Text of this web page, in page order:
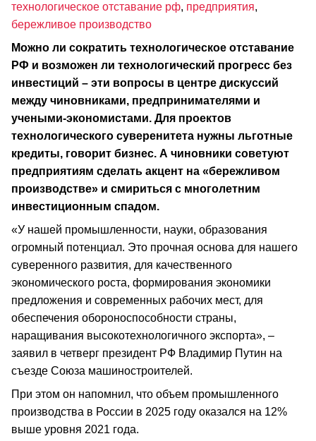
технологическое отставание рф, предприятия,
бережливое производство
Можно ли сократить технологическое отставание
РФ и возможен ли технологический прогресс без
инвестиций – эти вопросы в центре дискуссий
между чиновниками, предпринимателями и
учеными-экономистами. Для проектов
технологического суверенитета нужны льготные
кредиты, говорит бизнес. А чиновники советуют
предприятиям сделать акцент на «бережливом
производстве» и смириться с многолетним
инвестиционным спадом.
«У нашей промышленности, науки, образования
огромный потенциал. Это прочная основа для нашего
суверенного развития, для качественного
экономического роста, формирования экономики
предложения и современных рабочих мест, для
обеспечения обороноспособности страны,
наращивания высокотехнологичного экспорта», –
заявил в четверг президент РФ Владимир Путин на
съезде Союза машиностроителей.
При этом он напомнил, что объем промышленного
производства в России в 2025 году оказался на 12%
выше уровня 2021 года.